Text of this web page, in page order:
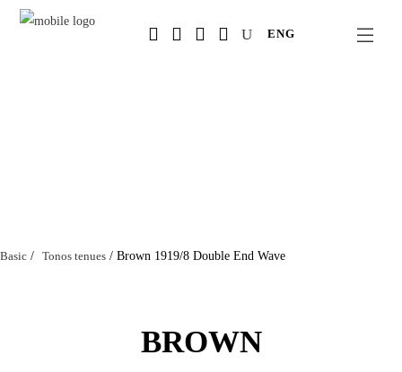
Salta
ENG
Basic / Tonos tenues / Brown 1919/8 Double End Wave
BROWN